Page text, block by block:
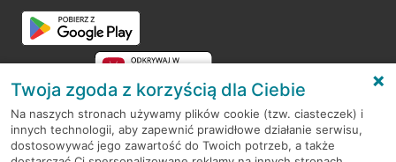
RODO
Twoja zgoda z korzyścią dla Ciebie
Na naszych stronach używamy plików cookie (tzw. ciasteczek) i
innych technologii, aby zapewnić prawidłowe działanie serwisu,
dostosowywać jego zawartość do Twoich potrzeb, a także